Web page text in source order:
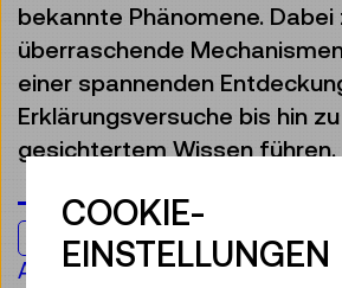
bekannte Phänomene.
überraschende
einer spannenden
Erklärungsversuche bis hin zu
gesichtertem Wissen führen.
Jugendliche & Erwachsene
Ab 14 Jahren
COOKIE-
EINSTELLUNGEN